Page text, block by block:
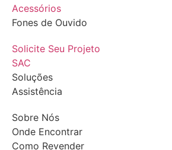
Acessórios
Fones de Ouvido
Solicite Seu Projeto
SAC
Soluções
Assistência
Sobre Nós
Onde Encontrar
Como Revender